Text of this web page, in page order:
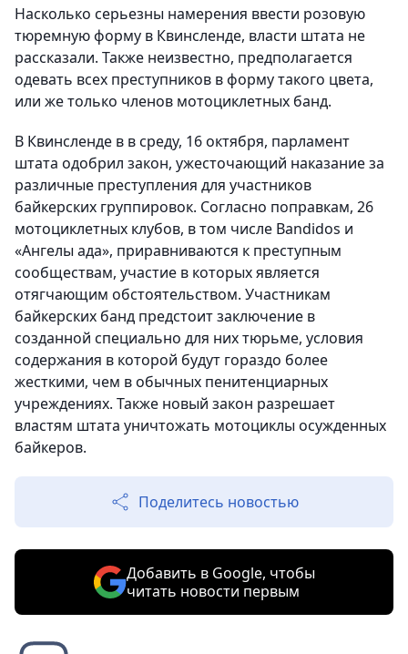
Насколько серьезны намерения ввести розовую
тюремную форму в Квинсленде, власти штата не
рассказали. Также неизвестно, предполагается
одевать всех преступников в форму такого цвета,
или же только членов мотоциклетных банд.
В Квинсленде в в среду, 16 октября, парламент
штата одобрил закон, ужесточающий наказание за
различные преступления для участников
байкерских группировок. Согласно поправкам, 26
мотоциклетных клубов, в том числе Bandidos и
«Ангелы ада», приравниваются к преступным
сообществам, участие в которых является
отягчающим обстоятельством. Участникам
байкерских банд предстоит заключение в
созданной специально для них тюрьме, условия
содержания в которой будут гораздо более
жесткими, чем в обычных пенитенциарных
учреждениях. Также новый закон разрешает
властям штата уничтожать мотоциклы осужденных
байкеров.
Поделитесь новостью
Добавить в Google, чтобы
читать новости первым